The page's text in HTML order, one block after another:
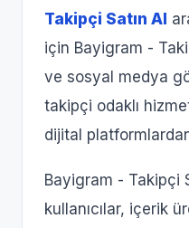
Takipçi Satın Al
için Bayigram -
ve sosyal medya
takipçi odaklı
dijital
Bayigram - Takipçi
kullanıcılar, içerik